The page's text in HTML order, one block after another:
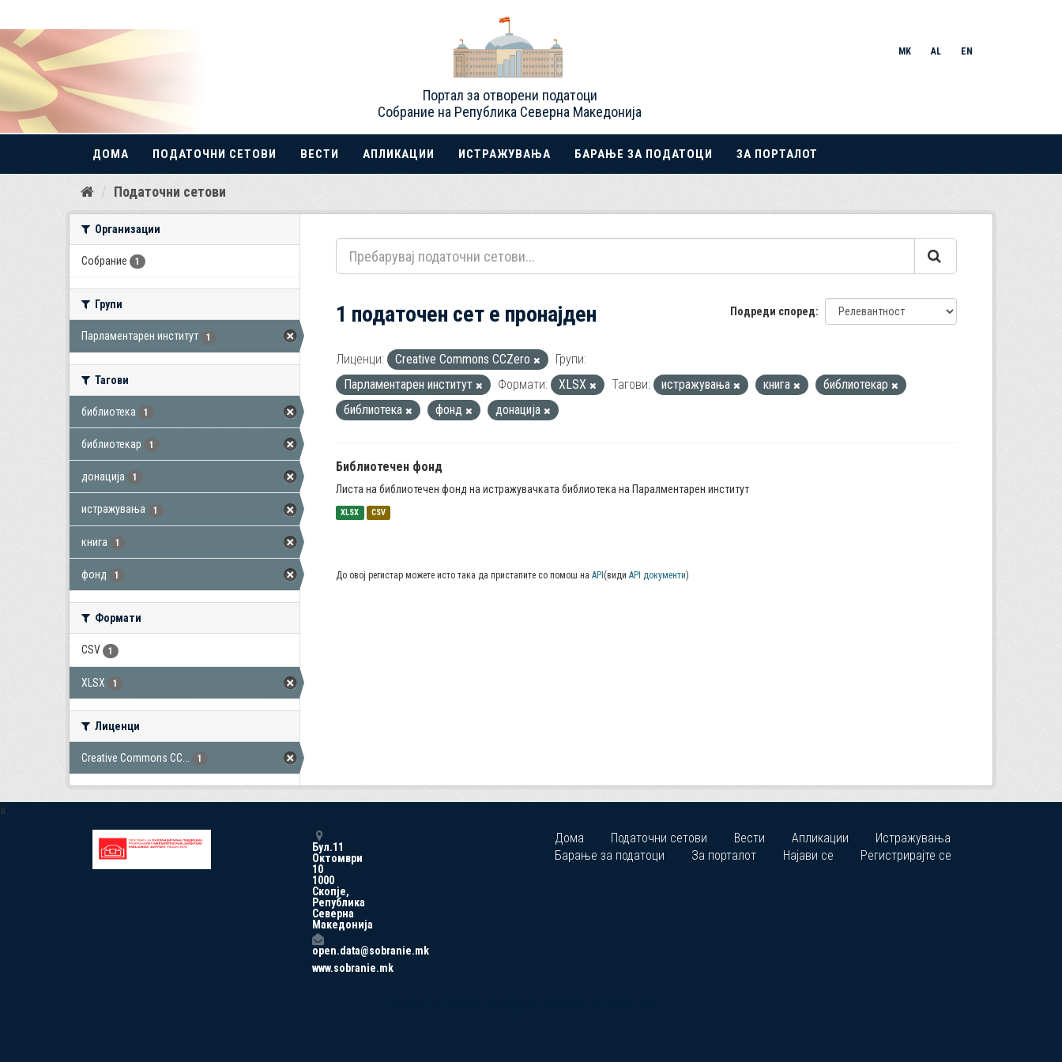
Прескокнете
Портал за отворени податоци
Собрание на Република Северна Македонија
MK AL EN
ДОМА ПОДАТОЧНИ СЕТОВИ ВЕСТИ АПЛИКАЦИИ ИСТРАЖУВАЊА БАРАЊЕ ЗА ПОДАТОЦИ ЗА ПОРТАЛОТ
Податочни сетови
Организации
Собрание 1
Групи
Парламентарен институт 1
Тагови
библиотека 1
библиотекар 1
донација 1
истражувања 1
книга 1
фонд 1
Формати
CSV 1
XLSX 1
Лиценци
Creative Commons CC... 1
Подреди според
1 податочен сет е пронајден
Лиценци: Creative Commons CCZero
Групи:
Парламентарен институт
Формати: XLSX Тагови: истражувања книга
библиотекар
библиотека
фонд донација
Библиотечен фонд
Листа на библиотечен фонд на истражувачката библиотека на Паралментарен институт
XLSX CSV
До овој регистар можете исто така да пристапите со помош на API (види API документи)
a
Бул.11
Октомври
10
1000
Скопје,
Република
Северна
Македонија
open.data@sobranie.mk
www.sobranie.mk
Дома Податочни сетови Вести Апликации
Истражувања
Барање за податоци
За порталот Најави се Регистрирајте се